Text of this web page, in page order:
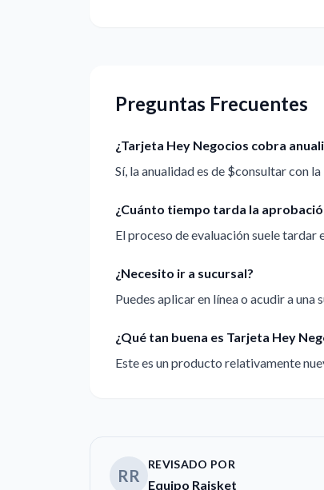
Preguntas Frecuentes
¿Tarjeta Hey Negocios cobra
Sí, la anualidad es de $consultar con
¿Cuánto tiempo tarda la
El proceso de evaluación suele tardar
¿Necesito ir a sucursal?
Puedes aplicar en línea o acudir a una
¿Qué tan buena es Tarjeta Hey
Este es un producto relativamente
RR
REVISADO POR
Equipo Raisket